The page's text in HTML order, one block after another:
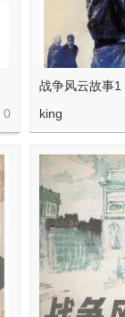
0
战争风云故事
king